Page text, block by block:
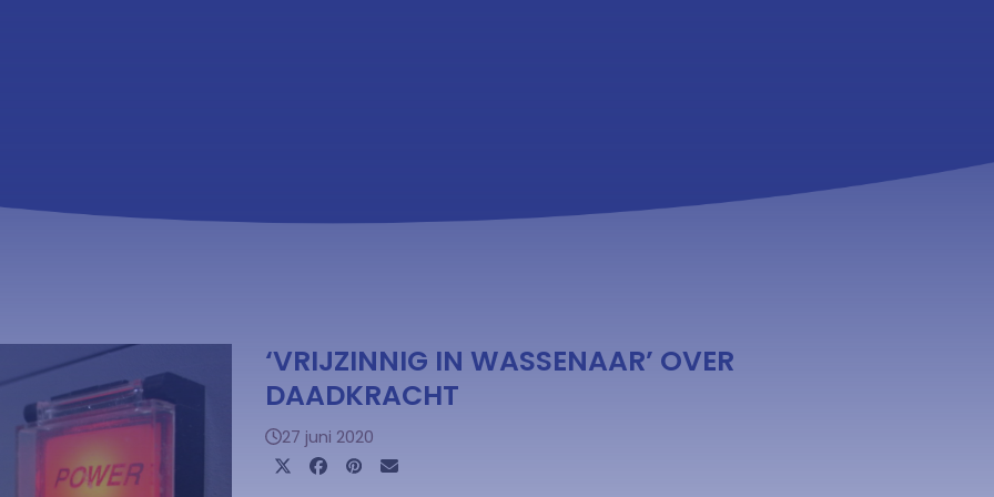
‘VRIJZINNIG IN WASSENAAR’ OVER
DAADKRACHT
27 juni 2020